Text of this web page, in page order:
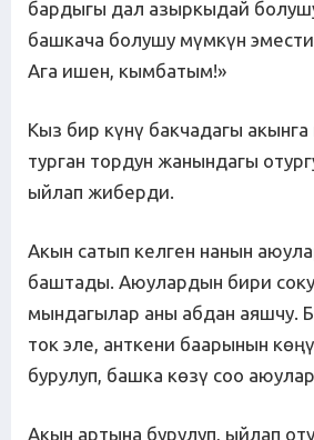
бардыгы дал азыркыдай
башкача болушу мүмкүн
Ага ишен, кымбатым!»
Кыз бир күнү бакчадагы
турган тордун жанындагы
ыйлап жиберди.
Акын сатып келген нанын
баштады. Аюулардын бири
мындагылар аны абдан аяшчу.
ток эле, анткени баарынын
бурулуп, башка көзү соо
Акын артына бурулуп, ыйлап